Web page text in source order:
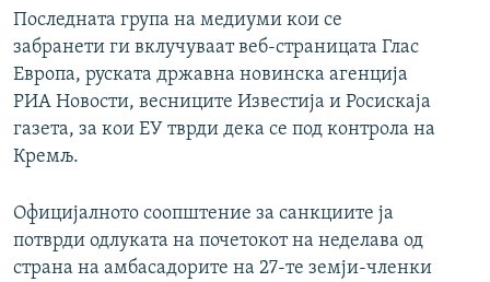
Последната група на медиуми кои се
забранети ги вклучуваат веб-страницата Глас
Европа, руската државна новинска агенција
РИА Новости, весниците Известија и Росискаја
газета, за кои ЕУ тврди дека се под контрола на
Кремљ.
Официјалното соопштение за санкциите ја
потврди одлуката на почетокот на неделава од
страна на амбасадорите на 27-те земји-членки